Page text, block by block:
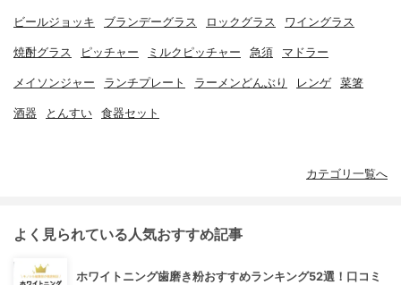
ビールジョッキ ブランデーグラス ロックグラス ワイングラス
焼酎グラス ピッチャー ミルクピッチャー 急須 マドラー
メイソンジャー ランチプレート ラーメンどんぶり レンゲ 菜箸
酒器 とんすい 食器セット
カテゴリ一覧へ
よく見られている人気おすすめ記事
ホワイトニング歯磨き粉おすすめランキング52選！口コミ